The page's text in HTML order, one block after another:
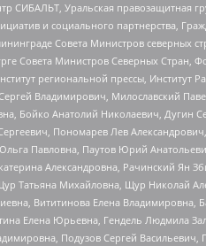
Уральская правозащитная
и социального партнерства,
Совета Министров северных
Совета Министров Северных Стран,
региональной прессы,
Владимирович, Милославский
Бойко Анатолий Николаевич, Дугин
Пономарев Лев
Павловна, Паутов Юрий
Александровна, Рачинский Ян
Татьяна Михайловна, Щур Николай
Вититинова Елена
Елена Юрьевна, Гендель Людмила
Подузов Сергей Васильевич,